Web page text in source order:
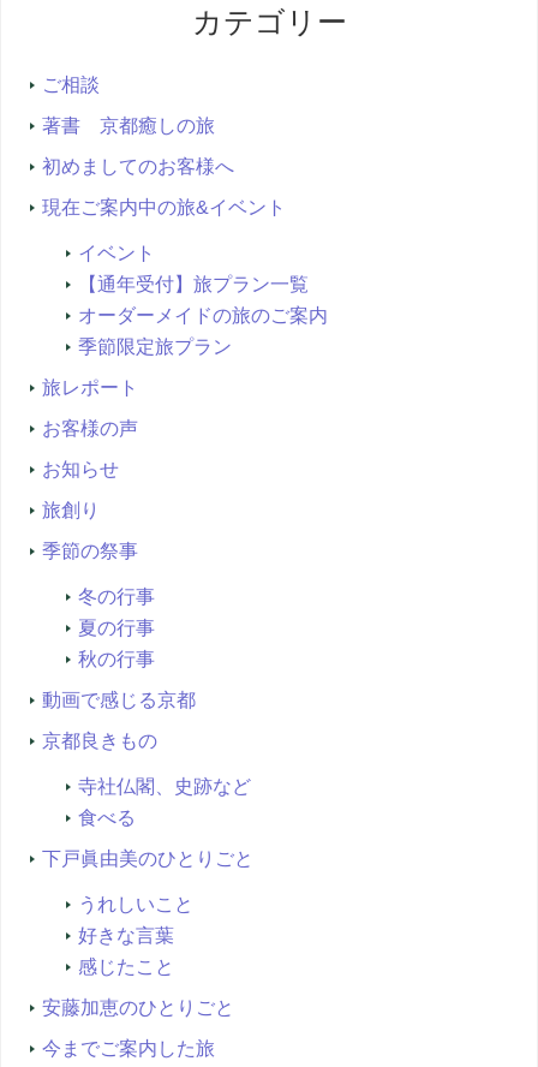
カテゴリー
ご相談
著書 京都癒しの旅
初めましてのお客様へ
現在ご案内中の旅&イベント
イベント
【通年受付】旅プラン一覧
オーダーメイドの旅のご案内
季節限定旅プラン
旅レポート
お客様の声
お知らせ
旅創り
季節の祭事
冬の行事
夏の行事
秋の行事
動画で感じる京都
京都良きもの
寺社仏閣、史跡など
食べる
下戸眞由美のひとりごと
うれしいこと
好きな言葉
感じたこと
安藤加恵のひとりごと
今までご案内した旅